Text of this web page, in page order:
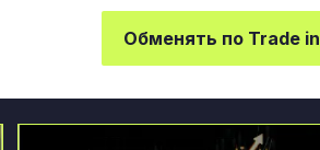
Обменять по Trade in